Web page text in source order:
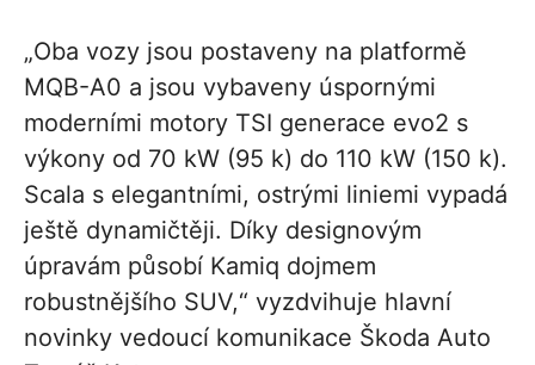
„Oba vozy jsou postaveny na platformě
MQB-A0 a jsou vybaveny úspornými
moderními motory TSI generace evo2 s
výkony od 70 kW (95 k) do 110 kW (150 k).
Scala s elegantními, ostrými liniemi vypadá
ještě dynamičtěji. Díky designovým
úpravám působí Kamiq dojmem
robustnějšího SUV,“ vyzdvihuje hlavní
novinky vedoucí komunikace Škoda Auto